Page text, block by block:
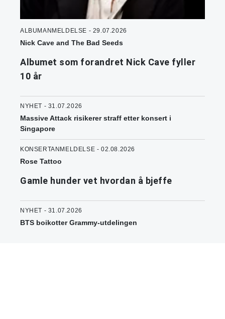
ALBUMANMELDELSE - 29.07.2026
Nick Cave and The Bad Seeds
Albumet som forandret Nick Cave fyller
10 år
NYHET - 31.07.2026
Massive Attack risikerer straff etter konsert i
Singapore
KONSERTANMELDELSE - 02.08.2026
Rose Tattoo
Gamle hunder vet hvordan å bjeffe
NYHET - 31.07.2026
BTS boikotter Grammy-utdelingen